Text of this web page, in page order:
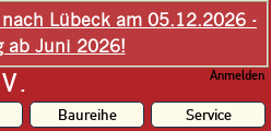
Lübeck am 05.12.2026 -
ab Juni 2026!
Anmelden
Baureihe Service